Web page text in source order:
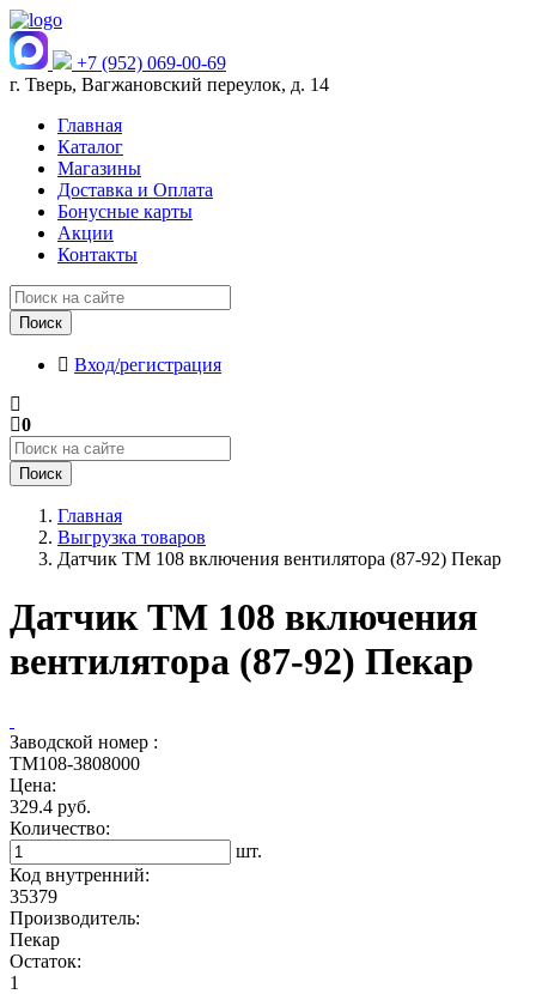
+7 (952) 069-00-69
г. Тверь, Вагжановский переулок, д. 14
Главная
Каталог
Магазины
Доставка и Оплата
Бонусные карты
Акции
Контакты
Поиск
Вход/регистрация
0
Поиск
Главная
Выгрузка товаров
Датчик ТМ 108 включения вентилятора (87-92) Пекар
Датчик ТМ 108 включения
вентилятора (87-92) Пекар
Заводской номер :
ТМ108-3808000
Цена:
329.4 руб.
Количество:
шт.
Код внутренний:
35379
Производитель:
Пекар
Остаток:
1